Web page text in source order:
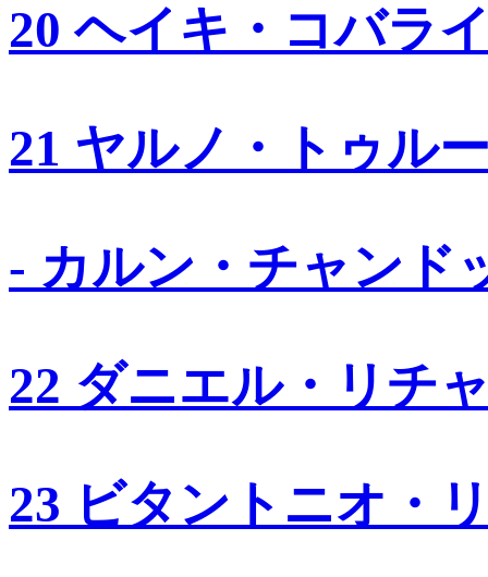
20 ヘイキ・コバラ
21 ヤルノ・トゥル
- カルン・チャンド
22 ダニエル・リチ
23 ビタントニオ・